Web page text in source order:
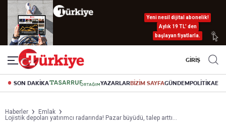
Yeni nesil dijital abonelik!
Aylık 19 TL’ den
başlayan fiyatlarla.
GİRİŞ
SON DAKİKA YAZARLARBİZİM SAYFAGÜNDEMPOLİTİKA
Haberler
Emlak
Lojistik depoları yatırımcı radarında! Pazar büyüdü, talep arttı...